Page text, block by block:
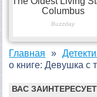
Главная
о книге: Девушка с